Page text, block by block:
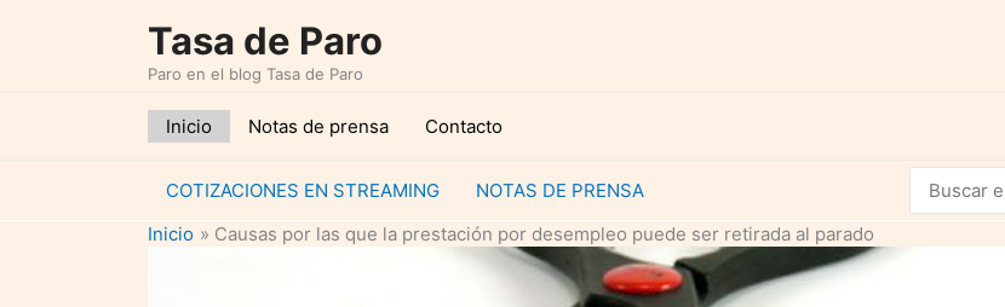
Tasa de Paro
Paro en el blog Tasa de Paro
Inicio Notas de prensa Contacto
COTIZACIONES EN STREAMING NOTAS DE PRENSA
Buscar
por:
Inicio
Causas por las que la prestación por desempleo puede ser retirada al parado